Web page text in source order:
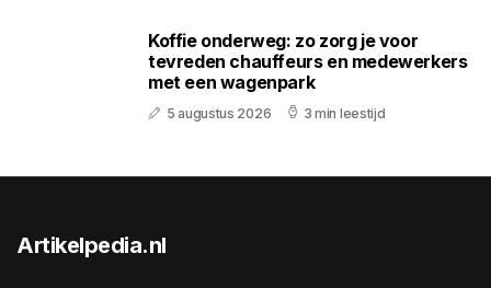
Koffie onderweg: zo zorg je voor
tevreden chauffeurs en medewerkers
met een wagenpark
5 augustus 2026 3 min leestijd
Artikelpedia.nl